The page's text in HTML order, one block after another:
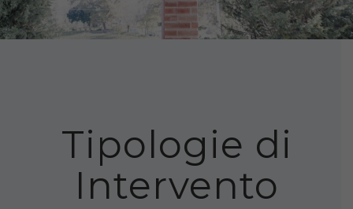
Tipologie di
Intervento